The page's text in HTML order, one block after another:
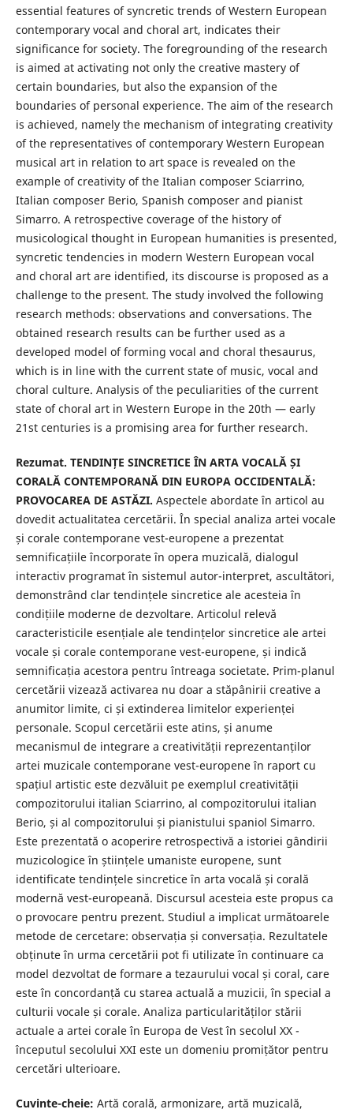
essential features of syncretic trends of Western European
contemporary vocal and choral art, indicates their
significance for society. The foregrounding of the research
is aimed at activating not only the creative mastery of
certain boundaries, but also the expansion of the
boundaries of personal experience. The aim of the research
is achieved, namely the mechanism of integrating creativity
of the representatives of contemporary Western European
musical art in relation to art space is revealed on the
example of creativity of the Italian composer Sciarrino,
Italian composer Berio, Spanish composer and pianist
Simarro. A retrospective coverage of the history of
musicological thought in European humanities is presented,
syncretic tendencies in modern Western European vocal
and choral art are identified, its discourse is proposed as a
challenge to the present. The study involved the following
research methods: observations and conversations. The
obtained research results can be further used as a
developed model of forming vocal and choral thesaurus,
which is in line with the current state of music, vocal and
choral culture. Analysis of the peculiarities of the current
state of choral art in Western Europe in the 20th — early
21st centuries is a promising area for further research.
Rezumat. TENDINȚE SINCRETICE ÎN ARTA VOCALĂ ȘI
CORALĂ CONTEMPORANĂ DIN EUROPA OCCIDENTALĂ:
PROVOCAREA DE ASTĂZI. Aspectele abordate în articol au
dovedit actualitatea cercetării. În special analiza artei vocale
și corale contemporane vest-europene a prezentat
semnificațiile încorporate în opera muzicală, dialogul
interactiv programat în sistemul autor-interpret, ascultători,
demonstrând clar tendințele sincretice ale acesteia în
condițiile moderne de dezvoltare. Articolul relevă
caracteristicile esențiale ale tendințelor sincretice ale artei
vocale și corale contemporane vest-europene, și indică
semnificația acestora pentru întreaga societate. Prim-planul
cercetării vizează activarea nu doar a stăpânirii creative a
anumitor limite, ci și extinderea limitelor experienței
personale. Scopul cercetării este atins, și anume
mecanismul de integrare a creativității reprezentanților
artei muzicale contemporane vest-europene în raport cu
spațiul artistic este dezvăluit pe exemplul creativității
compozitorului italian Sciarrino, al compozitorului italian
Berio, și al compozitorului și pianistului spaniol Simarro.
Este prezentată o acoperire retrospectivă a istoriei gândirii
muzicologice în științele umaniste europene, sunt
identificate tendințele sincretice în arta vocală și corală
modernă vest-europeană. Discursul acesteia este propus ca
o provocare pentru prezent. Studiul a implicat următoarele
metode de cercetare: observația și conversația. Rezultatele
obținute în urma cercetării pot fi utilizate în continuare ca
model dezvoltat de formare a tezaurului vocal și coral, care
este în concordanță cu starea actuală a muzicii, în special a
culturii vocale și corale. Analiza particularităților stării
actuale a artei corale în Europa de Vest în secolul XX -
începutul secolului XXI este un domeniu promițător pentru
cercetări ulterioare.
Cuvinte-cheie: Artă corală, armonizare, artă muzicală,